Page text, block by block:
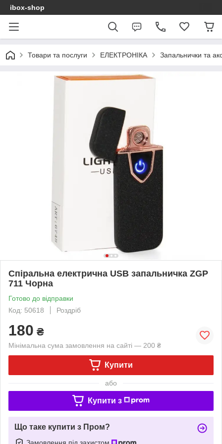
ibox-shop
Товари та послуги ЕЛЕКТРОНІКА Запальнички та
Спіральна електрична USB запальничка ZGP
711 Чорна
Готово до відправки
Код: 50618
Роздріб
180 ₴
Мінімальна сума замовлення на сайті — 200 ₴
Купити
або
Купити з
Що таке купити з Пром?
Замовлення під захистом